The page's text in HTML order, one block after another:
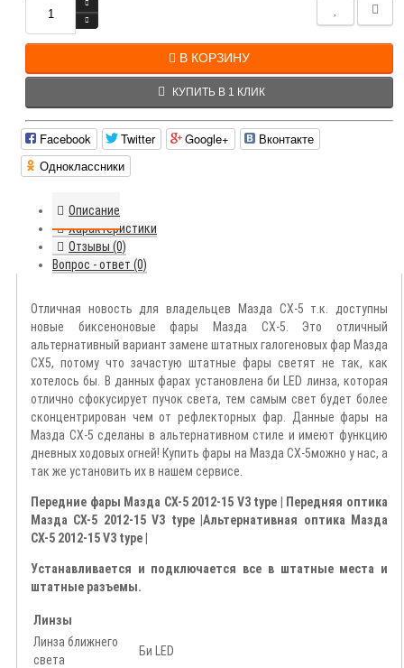
В КОРЗИНУ
КУПИТЬ В 1 КЛИК
Facebook Twitter Google+
Вконтакте
Одноклассники
Описание
Характеристики
Отзывы (0)
Вопрос - ответ (0)
Отличная новость для владельцев Мазда СХ-5 т.к. доступны
новые биксеноновые фары Мазда СХ-5. Это отличный
альтернативный вариант замене штатных галогеновых фар Мазда
СХ5, потому что зачастую штатные фары светят не так, как
хотелось бы. В данных фарах установлена би LED линза, которая
отлично сфокусирует пучок света, тем самым свет будет более
сконцентрирован чем от рефлекторных фар. Данные фары на
Мазда СХ-5 сделаны в альтернативном стиле и имеют функцию
дневных ходовых огней! Купить фары на Мазда СХ-5можно у нас, а
так же установить их в нашем сервисе.
Передние фары Мазда СХ-5 2012-15 V3 type | Передняя оптика
Мазда СХ-5 2012-15 V3 type |Альтернативная оптика Мазда
СХ-5 2012-15 V3 type
Устанавливается и подключается все в штатные места и
штатные разъемы.
Линзы
Линза ближнего
света
Би LED